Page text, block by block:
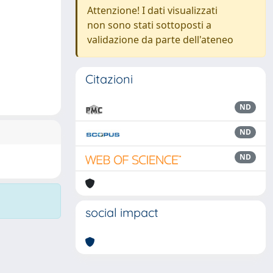
Attenzione! I dati visualizzati
non sono stati sottoposti a
validazione da parte dell'ateneo
Citazioni
ND
ND
ND
social impact